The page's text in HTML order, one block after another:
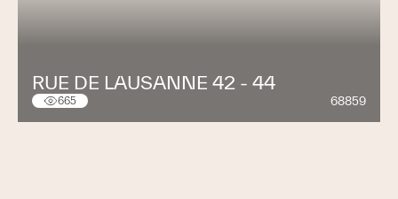
RUE DE LAUSANNE 42 - 44
665 68859